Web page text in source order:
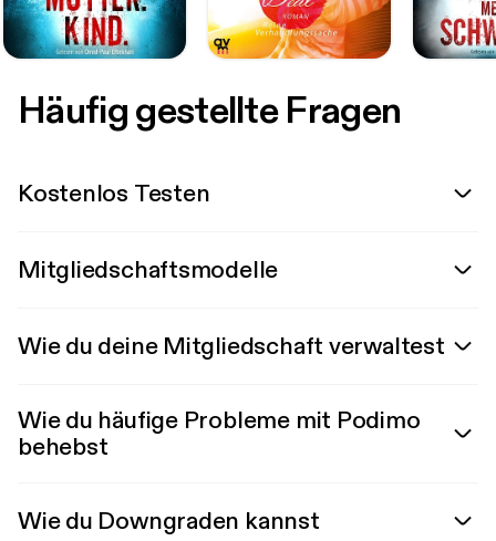
Häufig gestellte Fragen
Kostenlos Testen
Mitgliedschaftsmodelle
Wie du deine Mitgliedschaft verwaltest
Wie du häufige Probleme mit Podimo
behebst
Wie du Downgraden kannst